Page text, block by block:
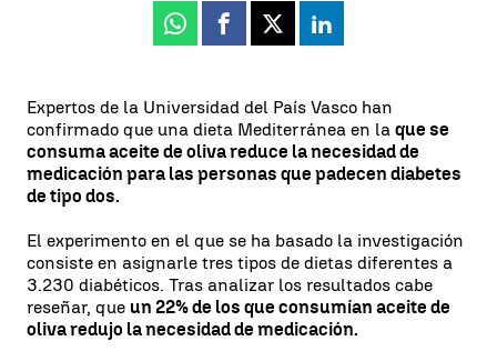
Whatsapp
Facebook
X Linkedin
Expertos de la Universidad del País Vasco han
confirmado que una dieta Mediterránea en la que se
consuma aceite de oliva reduce la necesidad de
medicación para las personas que padecen diabetes
de tipo dos.
El experimento en el que se ha basado la investigación
consiste en asignarle tres tipos de dietas diferentes a
3.230 diabéticos. Tras analizar los resultados cabe
reseñar, que un 22% de los que consumían aceite de
oliva redujo la necesidad de medicación.